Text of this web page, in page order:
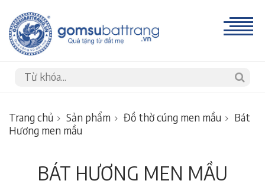
Trang chủ Sản phẩm Đồ thờ cúng men mầu
Bát
Hương men mầu
BÁT HƯƠNG MEN MẦU